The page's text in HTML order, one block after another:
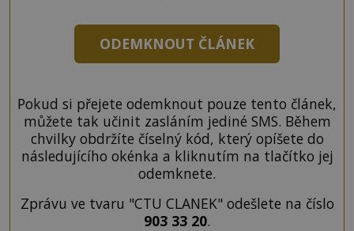
ODEMKNOUT ČLÁNEK
Pokud si přejete odemknout pouze tento článek,
můžete tak učinit zasláním jediné SMS. Během
chvilky obdržíte číselný kód, který opíšete do
následujícího okénka a kliknutím na tlačítko jej
odemknete.
Zprávu ve tvaru "CTU CLANEK" odešlete na číslo
903 33 20.